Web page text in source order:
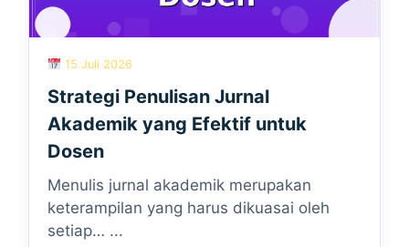
15 Juli 2026
Strategi Penulisan Jurnal
Akademik yang Efektif untuk
Dosen
Menulis jurnal akademik merupakan
keterampilan yang harus dikuasai oleh
setiap… ...